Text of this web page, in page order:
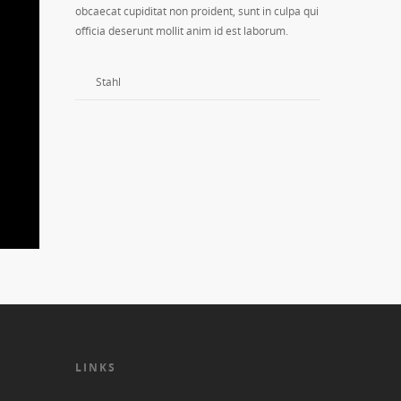
obcaecat cupiditat non proident, sunt in culpa qui
officia deserunt mollit anim id est laborum.
Stahl
LINKS